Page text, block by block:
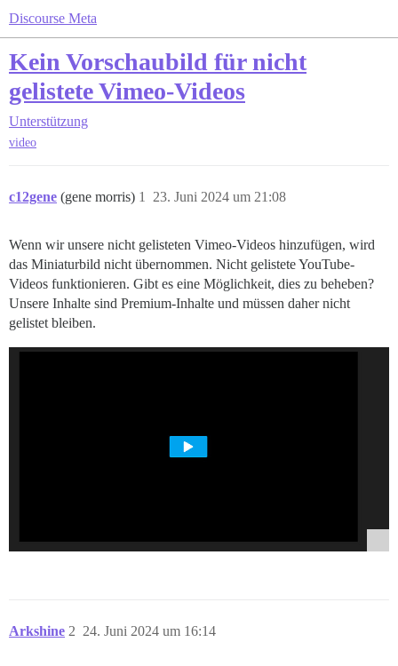
Discourse Meta
Kein Vorschaubild für nicht
gelistete Vimeo-Videos
Unterstützung
video
c12gene (gene morris) 23. Juni 2024 um 21:08
1
Wenn wir unsere nicht gelisteten Vimeo-Videos hinzufügen, wird
das Miniaturbild nicht übernommen. Nicht gelistete YouTube-
Videos funktionieren. Gibt es eine Möglichkeit, dies zu beheben?
Unsere Inhalte sind Premium-Inhalte und müssen daher nicht
gelistet bleiben.
Arkshine 24. Juni 2024 um 16:14
2